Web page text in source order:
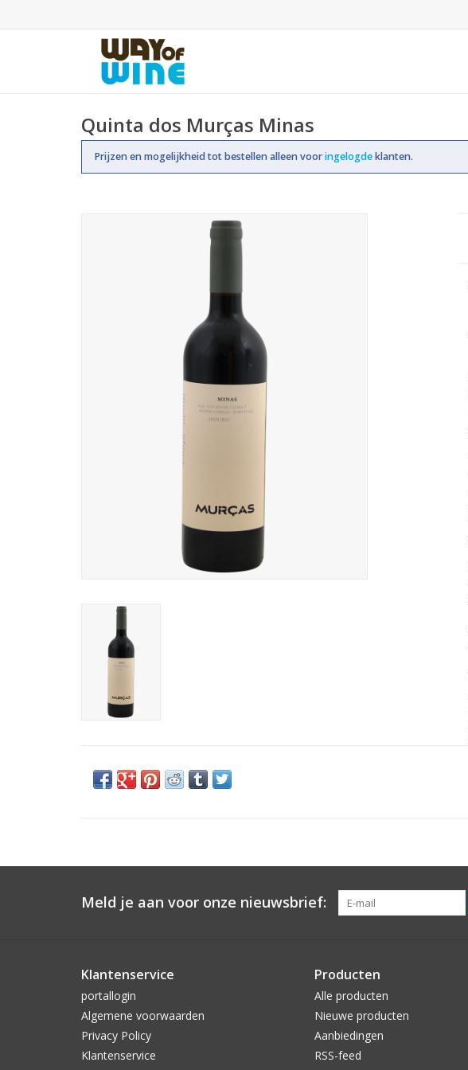
Quinta dos Murças Minas
Prijzen en mogelijkheid tot bestellen alleen vooringelogdeklanten.
Meld je aan voor onze nieuwsbrief:
Klantenservice
portallogin
Algemene voorwaarden
Privacy Policy
Klantenservice
Producten
Alle producten
Nieuwe producten
Aanbiedingen
RSS-feed